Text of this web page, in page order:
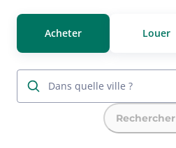
Acheter Louer
Dans quelle ville ?
Rechercher